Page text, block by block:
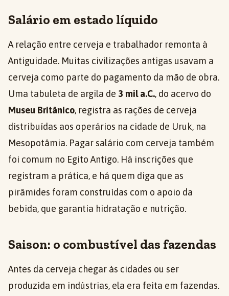
Salário em estado líquido
A relação entre cerveja e trabalhador remonta à
Antiguidade. Muitas civilizações antigas usavam a
cerveja como parte do pagamento da mão de obra.
Uma tabuleta de argila de 3 mil a.C., do acervo do
Museu Britânico, registra as rações de cerveja
distribuídas aos operários na cidade de Uruk, na
Mesopotâmia. Pagar salário com cerveja também
foi comum no Egito Antigo. Há inscrições que
registram a prática, e há quem diga que as
pirâmides foram construídas com o apoio da
bebida, que garantia hidratação e nutrição.
Saison: o combustível das fazendas
Antes da cerveja chegar às cidades ou ser
produzida em indústrias, ela era feita em fazendas.